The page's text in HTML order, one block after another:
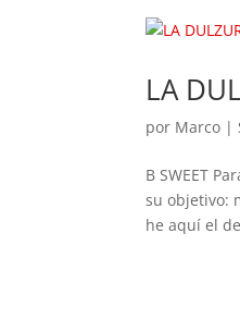
LA
por Marco |
B SWEET
su objetivo:
he aquí el